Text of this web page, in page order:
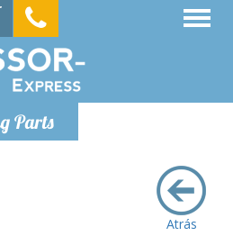
Parts
Atrás